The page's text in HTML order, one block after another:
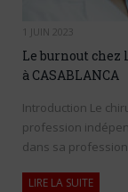
1 JUIN 2023
Le burnout
à CASABLANCA
Introduction Le
profession
dans sa
LIRE LA SUITE